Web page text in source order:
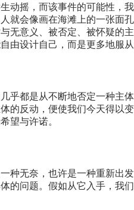
动摇，而该事件的可能性，
就会像画在海滩上的一张面
无意义、被否定、被怀疑的
由设计自己，而是更多地服
乎都是从不断地否定一种主
的反动，便使我们今天得以
望与许诺。
种无奈，也许是一种重新出
的问题。假如从它入手，我